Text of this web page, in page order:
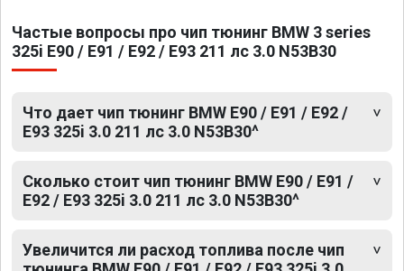
Частые вопросы про чип тюнинг BMW 3 series
325i E90 / E91 / E92 / E93 211 лс 3.0 N53B30
Что дает чип тюнинг BMW E90 / E91 / E92 /
E93 325i 3.0 211 лс 3.0 N53B30^
Сколько стоит чип тюнинг BMW E90 / E91 /
E92 / E93 325i 3.0 211 лс 3.0 N53B30^
Увеличится ли расход топлива после чип